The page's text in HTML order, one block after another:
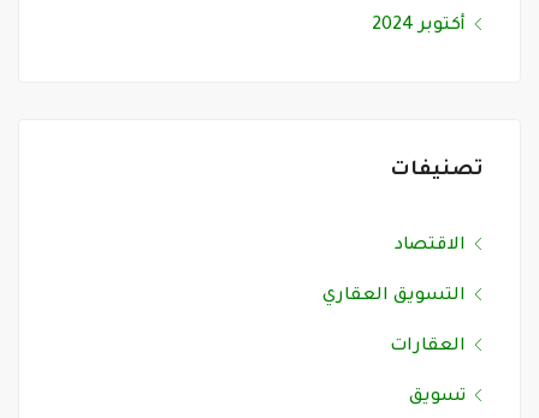
أكتوبر 2024
تصنيفات
الاقتصاد
التسويق العقاري
العقارات
تسويق